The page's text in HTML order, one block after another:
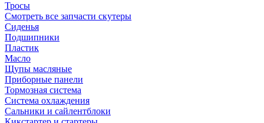
Тросы
Смотреть все запчасти скутеры
Сиденья
Подшипники
Пластик
Масло
Щупы масляные
Приборные панели
Тормозная система
Система охлаждения
Сальники и сайлентблоки